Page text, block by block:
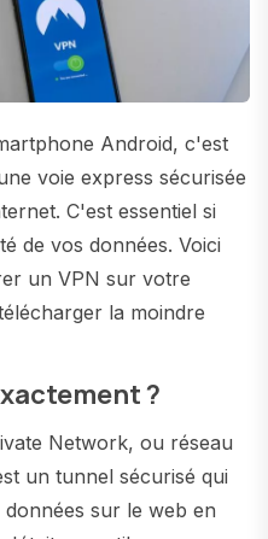
Android, c'est
voie express sécurisée
C'est essentiel si
de vos données. Voici
un VPN sur votre
la moindre
?
Network, ou réseau
un tunnel sécurisé qui
sur le web en